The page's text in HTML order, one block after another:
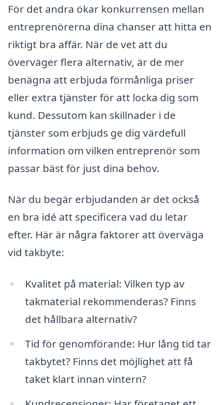
För det andra ökar konkurrensen mellan
entreprenörerna dina chanser att hitta en
riktigt bra affär. När de vet att du
överväger flera alternativ, är de mer
benägna att erbjuda förmånliga priser
eller extra tjänster för att locka dig som
kund. Dessutom kan skillnader i de
tjänster som erbjuds ge dig värdefull
information om vilken entreprenör som
passar bäst för just dina behov.
När du begär erbjudanden är det också
en bra idé att specificera vad du letar
efter. Här är några faktorer att överväga
vid takbyte:
Kvalitet på material: Vilken typ av
takmaterial rekommenderas? Finns
det hållbara alternativ?
Tid för genomförande: Hur lång tid tar
takbytet? Finns det möjlighet att få
taket klart innan vintern?